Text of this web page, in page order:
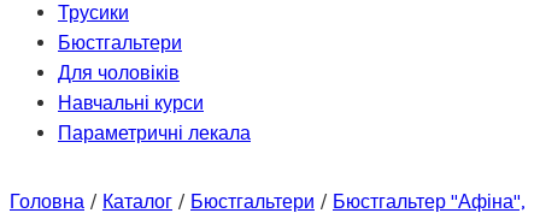
Трусики
Бюстгальтери
Для чоловіків
Навчальні курси
Параметричні лекала
Головна / Каталог / Бюстгальтери / Бюстгальтер "Афіна",